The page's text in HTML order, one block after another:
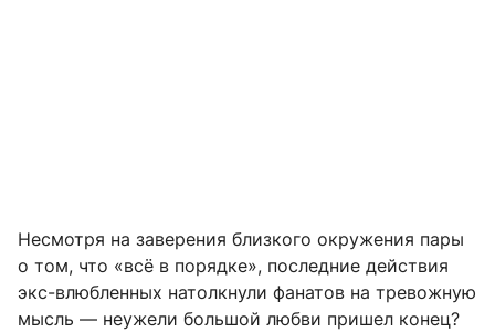
Несмотря на заверения близкого окружения пары
о том, что «всё в порядке», последние действия
экс-влюбленных натолкнули фанатов на тревожную
мысль — неужели большой любви пришел конец?